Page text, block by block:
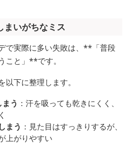
まいがちなミス
で実際に多い失敗は、**「普段
こと」**です。
下に整理します。
う ：汗を吸っても乾きにくく、
まう ：見た目はすっきりするが、
上がりやすい